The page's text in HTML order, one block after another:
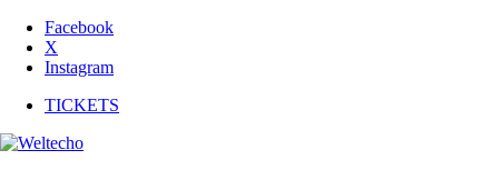
Facebook
X
Instagram
TICKETS